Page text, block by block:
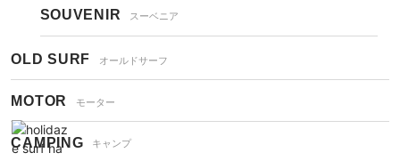
SOUVENIR スーベニア
OLD SURF オールドサーフ
MOTOR モーター
CAMPING キャンプ